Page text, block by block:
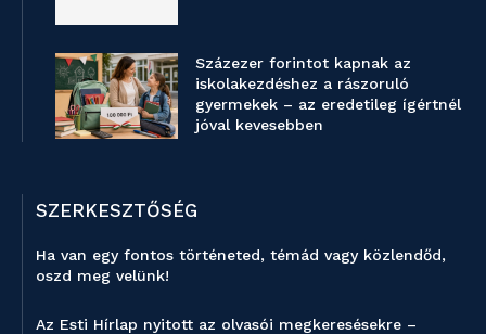
Százezer forintot kapnak az
iskolakezdéshez a rászoruló
gyermekek – az eredetileg ígértnél
jóval kevesebben
SZERKESZTŐSÉG
Ha van egy fontos történeted, témád vagy közlendőd,
oszd meg velünk!
Az Esti Hírlap nyitott az olvasói megkeresésekre –